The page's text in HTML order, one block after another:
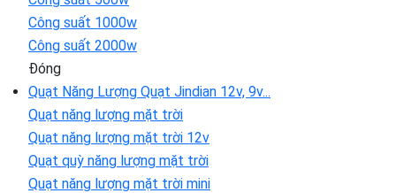
Công suất 1000w
Công suất 2000w
Đóng
Quạt Năng Lượng Quạt Jindian 12v, 9v...
Quạt năng lượng mặt trời
Quạt năng lượng mặt trời 12v
Quạt quỳ năng lượng mặt trời
Quạt năng lượng mặt trời mini